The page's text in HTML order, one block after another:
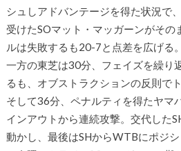
シュしアドバンテージを得た状況で
受けたSOマット・マッガーンがその
ルは失敗するも20-7と点差を広げる。
一方の東芝は30分、フェイズを繰り
るも、オブストラクションの反則で
そして36分、ペナルティを得たヤマ
インアウトから連続攻撃。交代した
動かし、最後はSHからWTBにポジ